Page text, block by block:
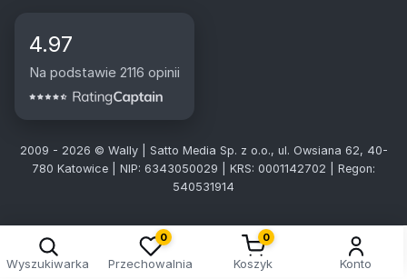
4.97
Na podstawie 2116 opinii
2009 - 2026 © Wally | Satto Media Sp. z o.o., ul. Owsiana 62, 40-
780 Katowice | NIP: 6343050029 | KRS: 0001142702 | Regon:
540531914
Wyszukiwarka
0
Przechowalnia
0
Koszyk Konto